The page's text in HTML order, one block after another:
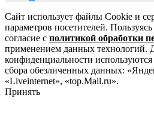
Сайт использует файлы Cookie и
параметров посетителей.
согласие с политикой обработки
применением данных технологий.
конфиденциальности
сбора обезличенных данных:
«Liveinternet», «top.Mail.ru».
Принять